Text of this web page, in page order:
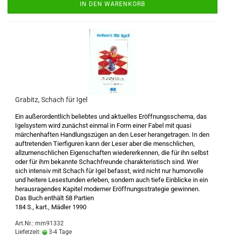
IN DEN WARENKORB
Grabitz, Schach für Igel
Ein außerordentlich beliebtes und aktuelles Eröffnungsschema, das
Igelsystem wird zunächst einmal in Form einer Fabel mit quasi
märchenhaften Handlungszügen an den Leser herangetragen. In den
auftretenden Tierfiguren kann der Leser aber die menschlichen,
allzumenschlichen Eigenschaften wiedererkennen, die für ihn selbst
oder für ihm bekannte Schachfreunde charakteristisch sind. Wer
sich intensiv mit Schach für Igel befasst, wird nicht nur humorvolle
und heitere Lesestunden erleben, sondern auch tiefe Einblicke in ein
herausragendes Kapitel moderner Eröffnungsstrategie gewinnen.
Das Buch enthält 58 Partien
184 S., kart., Mädler 1990
Art.Nr.: mm91332
Lieferzeit:
3-4 Tage